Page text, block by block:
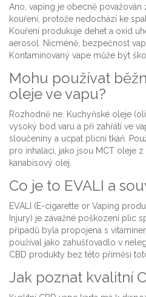
Ano, vaping je obecně považován
kouření, protože nedochází ke
Kouření produkuje dehet a oxid
aerosol. Nicméně, bezpečnost
Kontaminovaný vape může být
Mohu používat
oleje ve vapu?
Rozhodně ne. Kuchyňské oleje
vysoký bod varu a při zahřátí ve
sloučeniny a ucpat plicní tkáň.
pro inhalaci, jako jsou MCT oleje
kanabisový olej.
Co je to EVALI a
EVALI (E-cigarette or Vaping
Injury) je závažné poškození plic
případů byla propojena s
používal jako zahušťovadlo v
CBD produkty bez této příměsi
Jak poznat kvalitní